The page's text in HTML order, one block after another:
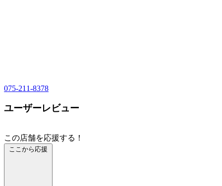
075-211-8378
ユーザーレビュー
この店舗を応援する！
ここから応援